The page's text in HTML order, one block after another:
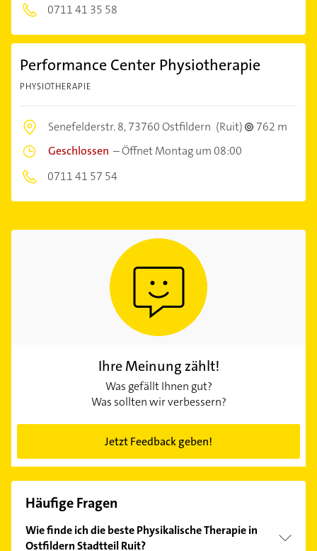
0711 41 35 58
Performance Center Physiotherapie
PHYSIOTHERAPIE
Senefelderstr. 8,73760 Ostfildern (Ruit)
762 m
Geschlossen –Öffnet Montag um 08:00
0711 41 57 54
Ihre Meinung zählt!
Was gefällt Ihnen gut?
Was sollten wir verbessern?
Jetzt Feedback geben!
Häufige Fragen
Wie finde ich die beste Physikalische Therapie in
Ostfildern Stadtteil Ruit?